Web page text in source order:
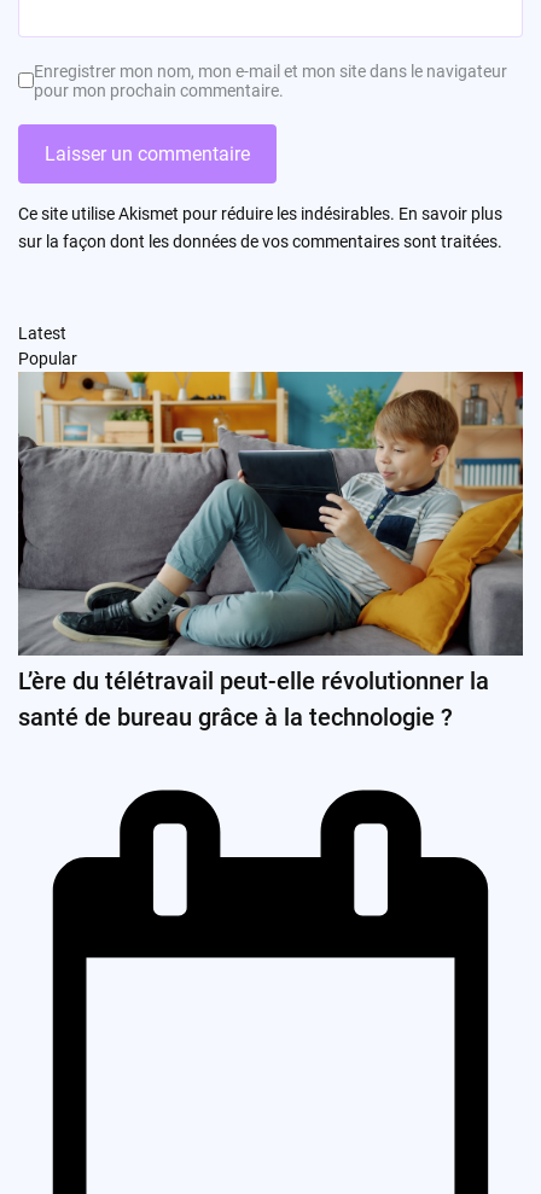
Enregistrer mon nom, mon e-mail et mon site dans le navigateur
pour mon prochain commentaire.
Ce site utilise Akismet pour réduire les indésirables. En savoir plus
sur la façon dont les données de vos commentaires sont traitées.
Latest
Popular
L’ère du télétravail peut-elle révolutionner la
santé de bureau grâce à la technologie ?